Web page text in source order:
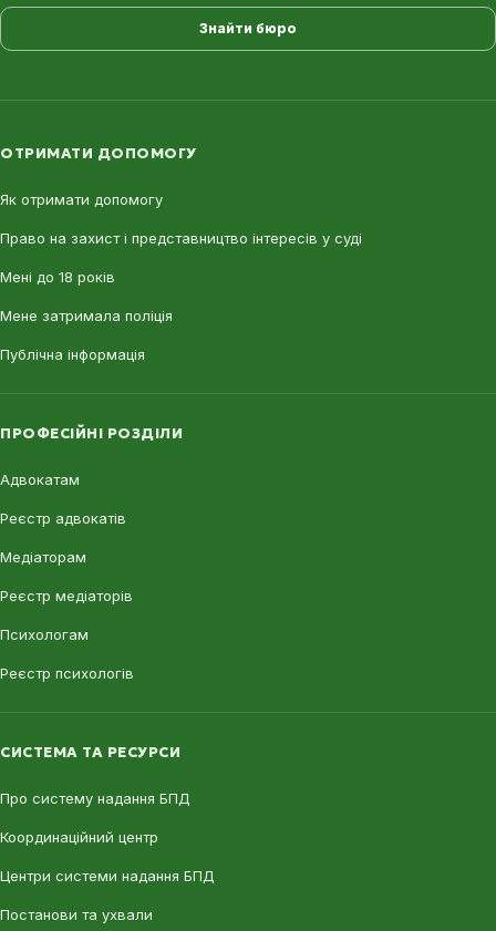
Знайти бюро
ОТРИМАТИ ДОПОМОГУ
Як отримати допомогу
Право на захист і представництво інтересів у суді
Мені до 18 років
Мене затримала поліція
Публічна інформація
ПРОФЕСІЙНІ РОЗДІЛИ
Адвокатам
Реєстр адвокатів
Медіаторам
Реєстр медіаторів
Психологам
Реєстр психологів
СИСТЕМА ТА РЕСУРСИ
Про систему надання БПД
Координаційний центр
Центри системи надання БПД
Постанови та ухвали